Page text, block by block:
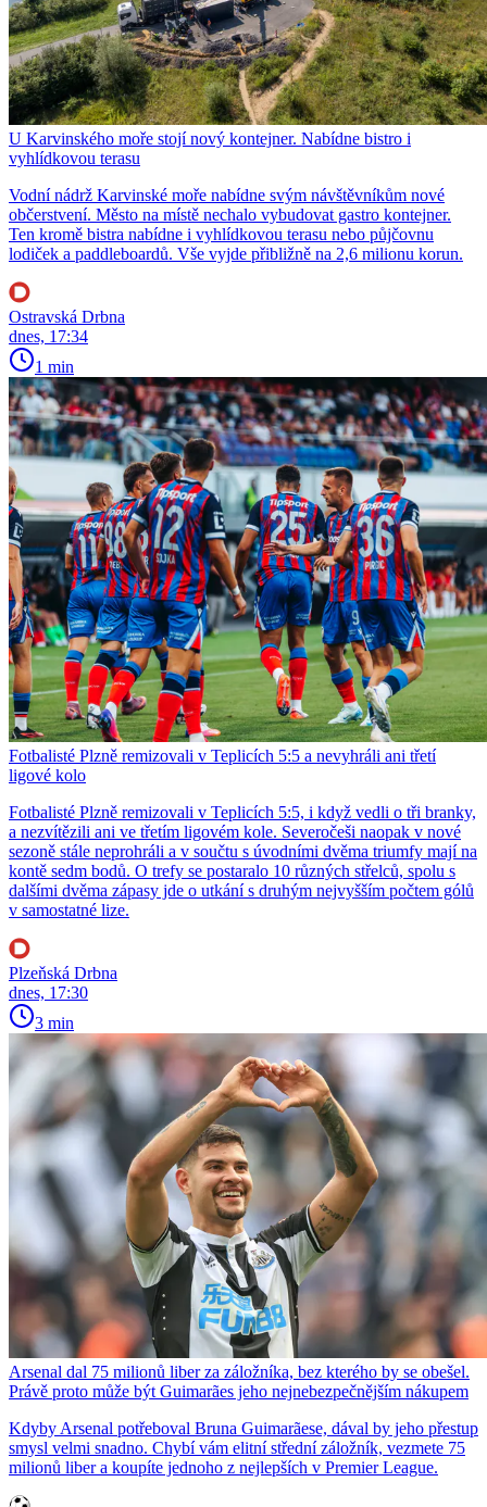
U Karvinského moře stojí nový kontejner. Nabídne bistro i
vyhlídkovou terasu
Vodní nádrž Karvinské moře nabídne svým návštěvníkům nové
občerstvení. Město na místě nechalo vybudovat gastro kontejner.
Ten kromě bistra nabídne i vyhlídkovou terasu nebo půjčovnu
lodiček a paddleboardů. Vše vyjde přibližně na 2,6 milionu korun.
Ostravská Drbna
dnes, 17:34
1 min
Fotbalisté Plzně remizovali v Teplicích 5:5 a nevyhráli ani třetí
ligové kolo
Fotbalisté Plzně remizovali v Teplicích 5:5, i když vedli o tři branky,
a nezvítězili ani ve třetím ligovém kole. Severočeši naopak v nové
sezoně stále neprohráli a v součtu s úvodními dvěma triumfy mají na
kontě sedm bodů. O trefy se postaralo 10 různých střelců, spolu s
dalšími dvěma zápasy jde o utkání s druhým nejvyšším počtem gólů
v samostatné lize.
Plzeňská Drbna
dnes, 17:30
3 min
Arsenal dal 75 milionů liber za záložníka, bez kterého by se obešel.
Právě proto může být Guimarães jeho nejnebezpečnějším nákupem
Kdyby Arsenal potřeboval Bruna Guimarãese, dával by jeho přestup
smysl velmi snadno. Chybí vám elitní střední záložník, vezmete 75
milionů liber a koupíte jednoho z nejlepších v Premier League.